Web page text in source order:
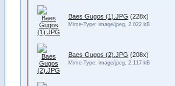
Baes Gugos (1).JPG (228x)
Mime-Type: image/jpeg, 2.022 kB
Baes Gugos (2).JPG (208x)
Mime-Type: image/jpeg, 2.117 kB